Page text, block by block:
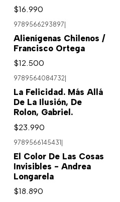
$16.990
9789566293897
Alienígenas Chilenos /
Francisco Ortega
$12.500
9789564084732
La Felicidad. Más Allá
De La Ilusión, De
Rolon, Gabriel.
$23.990
9789566145431|
El Color De Las Cosas
Invisibles - Andrea
Longarela
$18.890